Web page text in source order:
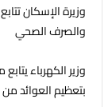
وزيرة الإسكان
والصرف الصحي
وزير الكهرباء
بتعظيم العوائد من